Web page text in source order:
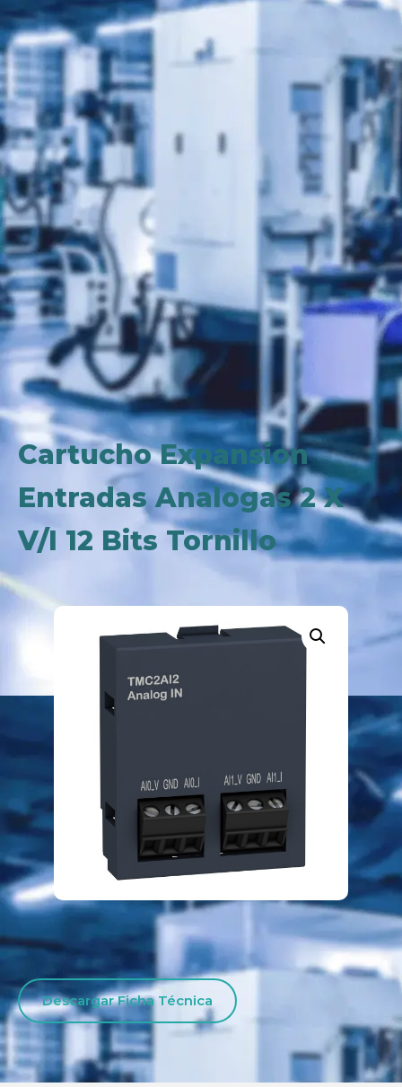
Cartucho Expansion
Entradas Analogas 2 X
V/I 12 Bits Tornillo
Descargar Ficha Técnica